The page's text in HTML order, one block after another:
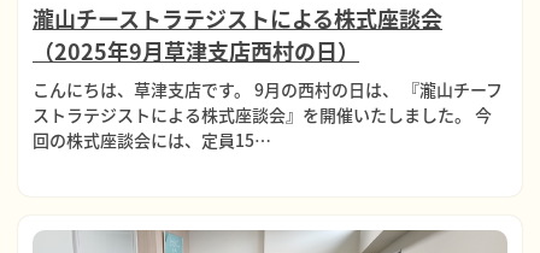
瀧山チーストラテジストによる株式座談会
（2025年9月草津支店西村の日）
こんにちは、草津支店です。 9月の西村の日は、 『瀧山チーフ
ストラテジストによる株式座談会』を開催いたしました。 今
回の株式座談会には、定員15…